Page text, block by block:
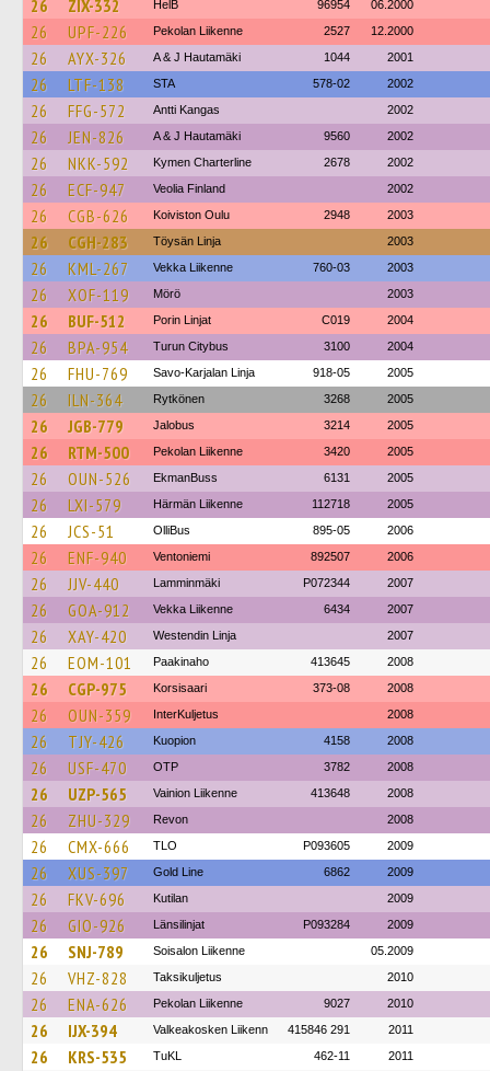
26 ZIX-332 HelB 96954 06.2000
26 UPF-226 Pekolan Liikenne 2527 12.2000
26 AYX-326 A & J Hautamäki 1044 2001
26 LTF-138 STA 578-02 2002
26 FFG-572 Antti Kangas 2002
26 JEN-826 A & J Hautamäki 9560 2002
26 NKK-592 Kymen Charterline 2678 2002
26 ECF-947 Veolia Finland 2002
26 CGB-626 Koiviston Oulu 2948 2003
26 CGH-283 Töysän Linja 2003
26 KML-267 Vekka Liikenne 760-03 2003
26 XOF-119 Mörö 2003
26 BUF-512 Porin Linjat C019 2004
26 BPA-954 Turun Citybus 3100 2004
26 FHU-769 Savo-Karjalan Linja 918-05 2005
26 ILN-364 Rytkönen 3268 2005
26 JGB-779 Jalobus 3214 2005
26 RTM-500 Pekolan Liikenne 3420 2005
26 OUN-526 EkmanBuss 6131 2005
26 LXI-579 Härmän Liikenne 112718 2005
26 JCS-51 OlliBus 895-05 2006
26 ENF-940 Ventoniemi 892507 2006
26 JJV-440 Lamminmäki P072344 2007
26 GOA-912 Vekka Liikenne 6434 2007
26 XAY-420 Westendin Linja 2007
26 EOM-101 Paakinaho 413645 2008
26 CGP-975 Korsisaari 373-08 2008
26 OUN-359 InterKuljetus 2008
26 TJY-426 Kuopion 4158 2008
26 USF-470 OTP 3782 2008
26 UZP-565 Vainion Liikenne 413648 2008
26 ZHU-329 Revon 2008
26 CMX-666 TLO P093605 2009
26 XUS-397 Gold Line 6862 2009
26 FKV-696 Kutilan 2009
26 GIO-926 Länsilinjat P093284 2009
26 SNJ-789 Soisalon Liikenne 05.2009
26 VHZ-828 Taksikuljetus 2010
26 ENA-626 Pekolan Liikenne 9027 2010
26 IJX-394 Valkeakosken Liikenn 415846 291 2011
26 KRS-535 TuKL 462-11 2011